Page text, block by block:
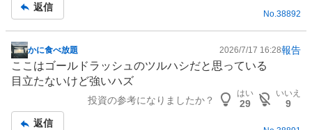
事
返信
No.38892
掲
示
板
かに食べ放題 2026/7/17 16:28報告
ここはゴールドラッシュのツルハシだと思っている
目立たないけど強いハズ
投資の参考になりましたか？
はい
29
いいえ
9
返信